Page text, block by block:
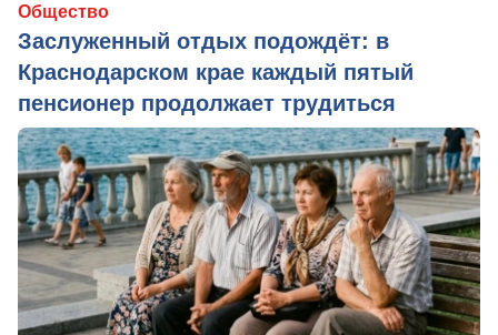
Общество
Заслуженный отдых подождёт: в
Краснодарском крае каждый пятый
пенсионер продолжает трудиться